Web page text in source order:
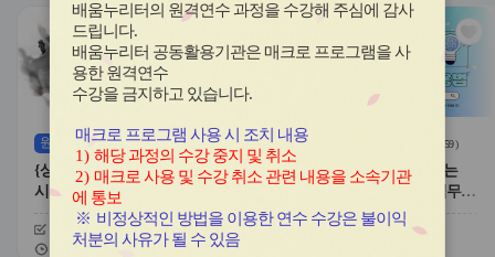
전
음
심
이
원격 (상시) ( 63)
{상시}류성완의 한국사능력검정
시험 원격직무연수
신청기간
26.07.21 ~ 26.12.10
교육기간
26.07.21 ~ 26.12.17
관
심
아
이
콘
원격(상시) 59)
{상시}수업·평가·기록을 돕는
NotebookLM 활용법 원격직무연
수
신청기간
26.07.21 ~ 26.12.10
배움누리터의 원격연수 과정을 수강해 주심에 감사
드립니다.
배움누리터 공동활용기관은 매크로 프로그램을 사
용한원격연수
수강을 금지하고 있습니다.
매크로 프로그램 사용 시 조치 내용
1) 해당 과정의 수강 중지 및 취소
2) 매크로 사용 및 수강 취소 관련 내용을 소속기관
에 통보
※ 비정상적인 방법을 이용한 연수 수강은 불이익
처분의 사유가 될 수 있음